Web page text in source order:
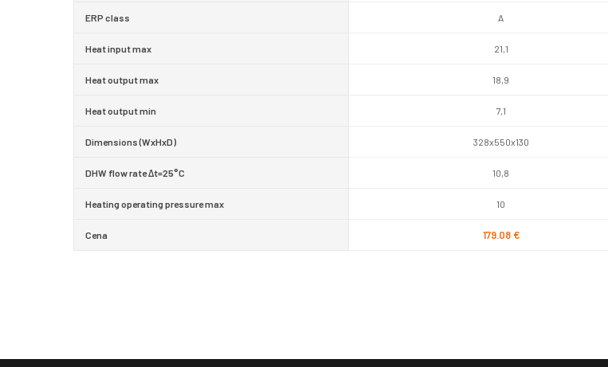
ERP class A
Heat input max 21,1
Heat output max 18,9
Heat output min 7,1
Dimensions (WxHxD) 328x550x130
DHW flow rate Δt=25°C 10,8
Heating operating pressure max 10
Cena 179.08 €